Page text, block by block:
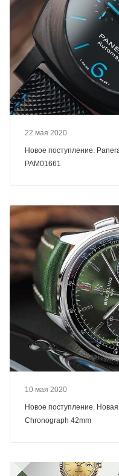
22 мая 2020
Новое поступление.
PAM01661
10 мая 2020
Новое поступление.
Chronograph 42mm